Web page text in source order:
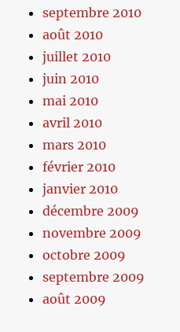
septembre 2010
août 2010
juillet 2010
juin 2010
mai 2010
avril 2010
mars 2010
février 2010
janvier 2010
décembre 2009
novembre 2009
octobre 2009
septembre 2009
août 2009